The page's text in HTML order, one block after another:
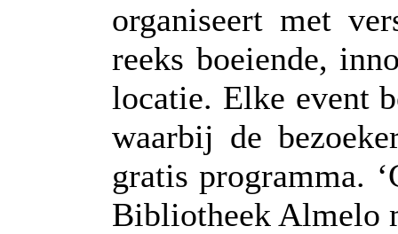
organiseert met
reeks boeiende,
locatie. Elke event
waarbij de
gratis programma.
Bibliotheek Almelo